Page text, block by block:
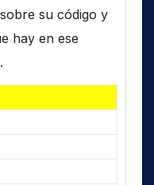
su código y
hay en ese
.